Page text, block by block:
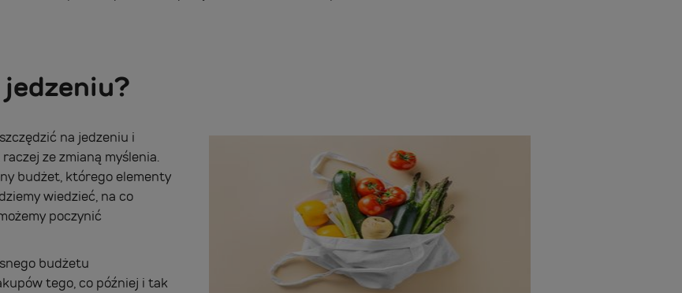
na jedzeniu i
ze zmianą myślenia.
budżet, którego elementy
wiedzieć, na co
poczynić
budżetu
tego, co później i tak